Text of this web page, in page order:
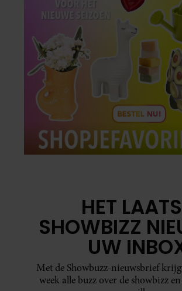
HET
SHOWBIZZ
UW
Met de Showbuzz-nieuwsbrief
week alle buzz over de showbizz